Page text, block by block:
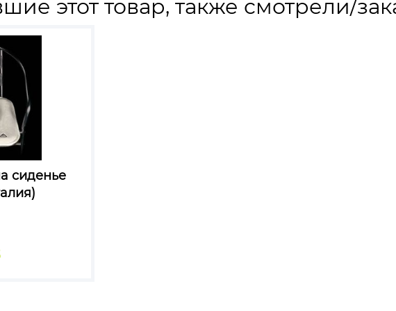
этот товар, также смотрели/
сиденье